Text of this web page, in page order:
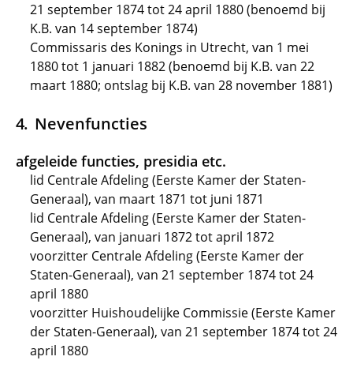
21 september 1874 tot 24 april 1880 (benoemd bij
K.B. van 14 september 1874)
Commissaris des Konings in Utrecht, van 1 mei
1880 tot 1 januari 1882 (benoemd bij K.B. van 22
maart 1880; ontslag bij K.B. van 28 november 1881)
Nevenfuncties
afgeleide functies, presidia etc.
lid Centrale Afdeling (Eerste Kamer der Staten-
Generaal), van maart 1871 tot juni 1871
lid Centrale Afdeling (Eerste Kamer der Staten-
Generaal), van januari 1872 tot april 1872
voorzitter Centrale Afdeling (Eerste Kamer der
Staten-Generaal), van 21 september 1874 tot 24
april 1880
voorzitter Huishoudelijke Commissie (Eerste Kamer
der Staten-Generaal), van 21 september 1874 tot 24
april 1880